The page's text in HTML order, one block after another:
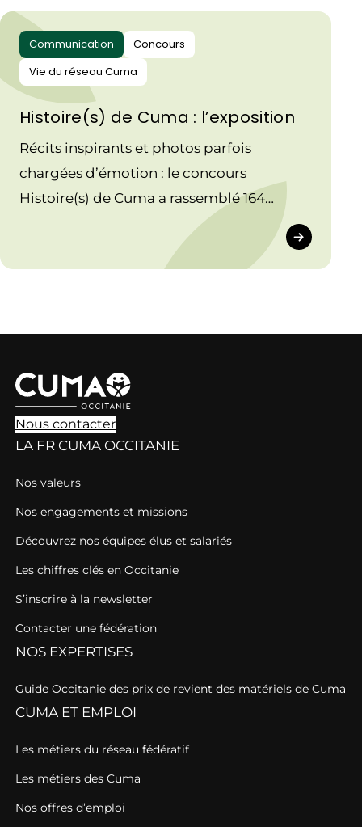
Communication
Concours
Vie du réseau Cuma
Histoire(s) de Cuma : l’exposition
Récits inspirants et photos parfois
chargées d’émotion : le concours
Histoire(s) de Cuma a rassemblé 164
participations issues de toute la France
Nous contacter
LA FR CUMA OCCITANIE
Nos valeurs
Nos engagements et missions
Découvrez nos équipes élus et salariés
Les chiffres clés en Occitanie
S’inscrire à la newsletter
Contacter une fédération
NOS EXPERTISES
Guide Occitanie des prix de revient des matériels de Cuma
CUMA ET EMPLOI
Les métiers du réseau fédératif
Les métiers des Cuma
Nos offres d’emploi